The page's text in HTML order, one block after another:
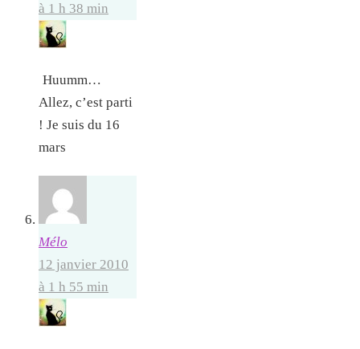
à 1 h 38 min
Huumm…
Allez, c’est parti
! Je suis du 16
mars
Mélo
12 janvier 2010
à 1 h 55 min